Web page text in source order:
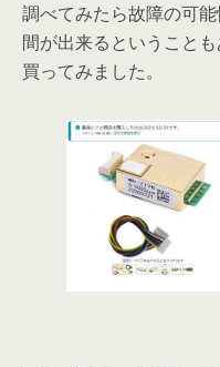
調べてみたら故障の可
間が出来るということ
買ってみました。